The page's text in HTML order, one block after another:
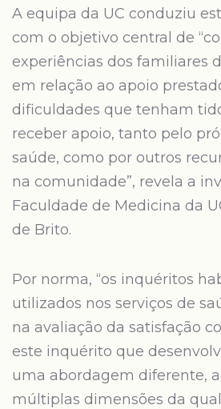
A equipa da UC conduziu
com o objetivo central de
experiências dos familiares
em relação ao apoio
dificuldades que tenham
receber apoio, tanto pelo
saúde, como por outros
na comunidade”, revela a
Faculdade de Medicina da
de Brito.
Por norma, “os inquéritos
utilizados nos serviços de
na avaliação da satisfação
este inquérito que
uma abordagem diferente,
múltiplas dimensões da